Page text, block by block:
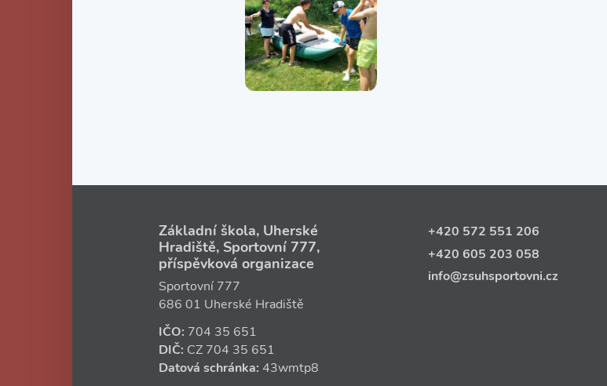
Základní škola, Uherské
Hradiště, Sportovní 777,
příspěvková organizace
Sportovní 777
686 01 Uherské Hradiště
IČO: 704 35 651
DIČ: CZ 704 35 651
Datová schránka: 43wmtp8
+420 572 551 206
+420 605 203 058
info@zsuhsportovni.cz